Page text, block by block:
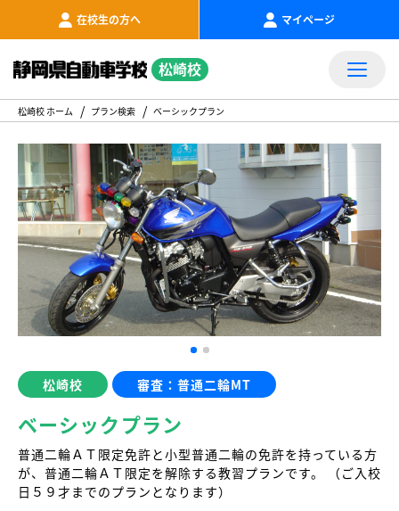
在校生の方へ マイページ
松崎校
松崎校 ホーム プラン検索 ベーシックプラン
松崎校 審査：普通二輪MT
ベーシックプラン
普通二輪ＡＴ限定免許と小型普通二輪の免許を持っている方
が、普通二輪ＡＴ限定を解除する教習プランです。 （ご入校
日５９才までのプランとなります）